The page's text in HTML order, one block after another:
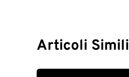
Articoli Simili